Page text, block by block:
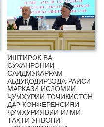
ИШТИРОК ВА
СУХАНРОНИИ
САИДМУКАРРАМ
АБДУҚОДИРЗОДА-РАИСИ
МАРКАЗИ ИСЛОМИИ
ҶУМҲУРИИ ТОҶИКИСТОН
ДАР КОНФЕРЕНСИЯИ
ҶУМҲУРИЯВИИ ИЛМӢ-
ТАҲТИ УНВОНИ